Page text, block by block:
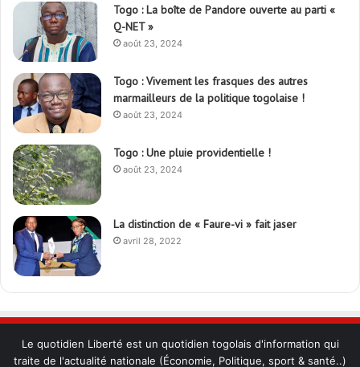
Togo : La boîte de Pandore ouverte au parti «
Q-NET »
août 23, 2024
Togo : Vivement les frasques des autres
marmailleurs de la politique togolaise !
août 23, 2024
Togo : Une pluie providentielle !
août 23, 2024
La distinction de « Faure-vi » fait jaser
avril 28, 2022
Le quotidien Liberté est un quotidien togolais d'information qui
traite de l'actualité nationale (Économie, Politique, sport & santé..)